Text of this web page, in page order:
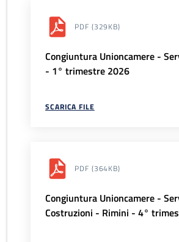
PDF (329KB)
Congiuntura Unioncamere -
- 1° trimestre 2026
SCARICA FILE
PDF (364KB)
Congiuntura Unioncamere -
Costruzioni - Rimini - 4°